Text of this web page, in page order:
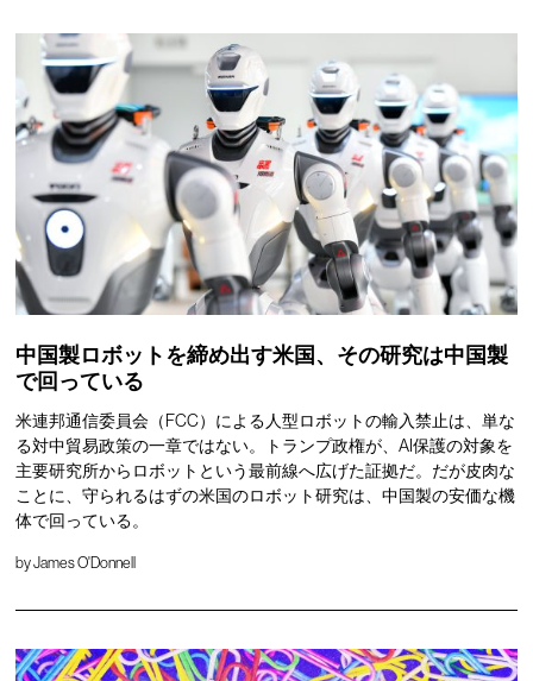
中国製ロボットを締め出す米国、その研究は中国製
で回っている
米連邦通信委員会（FCC）による人型ロボットの輸入禁止は、単な
る対中貿易政策の一章ではない。トランプ政権が、AI保護の対象を
主要研究所からロボットという最前線へ広げた証拠だ。だが皮肉な
ことに、守られるはずの米国のロボット研究は、中国製の安価な機
体で回っている。
byJames O'Donnell